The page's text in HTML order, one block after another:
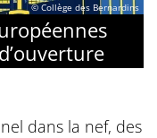
© Collège des Bernardins
dans la nef, des